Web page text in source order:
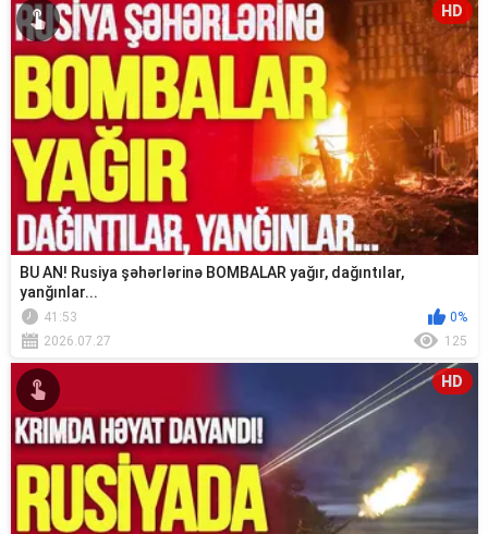
HD
BU AN! Rusiya şəhərlərinə BOMBALAR yağır, dağıntılar,
yanğınlar...
41:53
0%
2026.07.27
125
HD